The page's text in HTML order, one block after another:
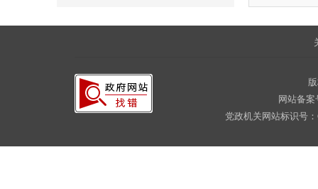
网站备案
党政机关网站标识号